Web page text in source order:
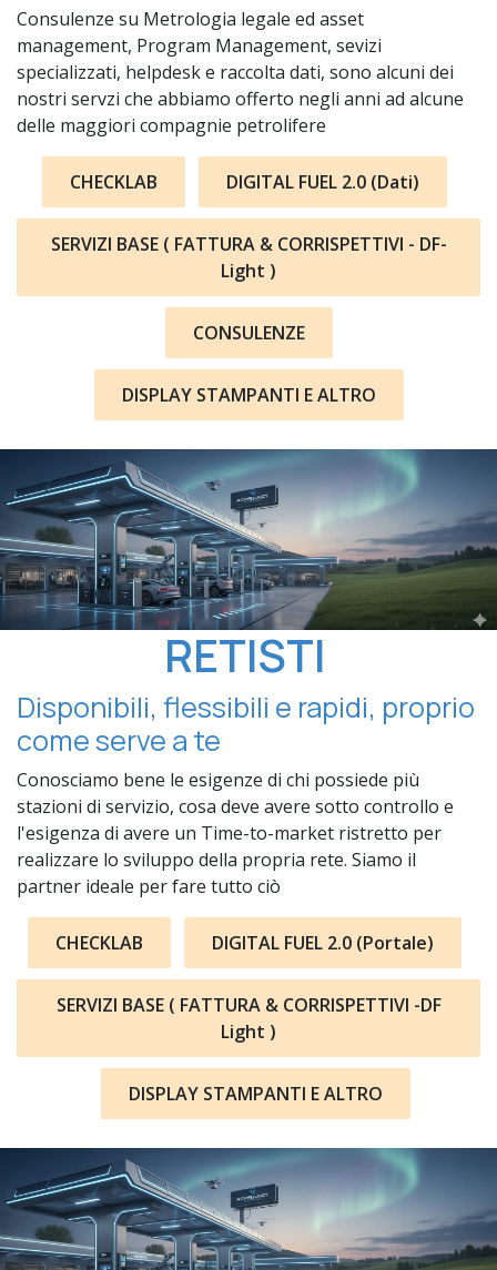
Consulenze su Metrologia legale ed asset
management, Program Management, sevizi
specializzati, helpdesk e raccolta dati, sono alcuni dei
nostri servzi che abbiamo offerto negli anni ad alcune
delle maggiori compagnie petrolifere
CHECKLAB DIGITAL FUEL 2.0 (Dati)
SERVIZI BASE ( FATTURA & CORRISPETTIVI - DF-
Light )
CONSULENZE
DISPLAY STAMPANTI E ALTRO
RETISTI
Disponibili, flessibili e rapidi, proprio
come serve a te
Conosciamo bene le esigenze di chi possiede più
stazioni di servizio, cosa deve avere sotto controllo e
l'esigenza di avere un Time-to-market ristretto per
realizzare lo sviluppo della propria rete. Siamo il
partner ideale per fare tutto ciò
CHECKLAB DIGITAL FUEL 2.0 (Portale)
SERVIZI BASE ( FATTURA & CORRISPETTIVI -DF
Light )
DISPLAY STAMPANTI E ALTRO